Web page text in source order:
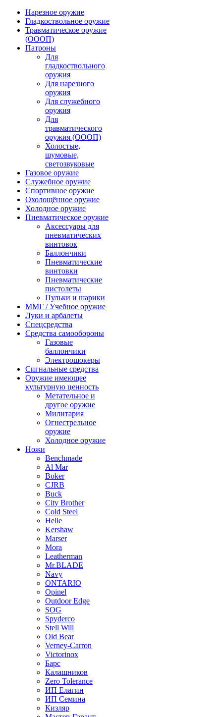
Нарезное оружие
Гладкоствольное оружие
Травматическое оружие
(ОООП)
Патроны
Для
гладкоствольного
оружия
Для нарезного
оружия
Для служебного
оружия
Для
травматического
оружия (ОООП)
Холостые,
шумовые,
светозвуковые
Газовое оружие
Служебное оружие
Спортивное оружие
Охолощённое оружие
Холодное оружие
Пневматическое оружие
Аксессуары для
пневматических
винтовок
Баллончики
Пневматические
винтовки
Пневматические
пистолеты
Пульки и шарики
ММГ / Учебное оружие
Луки и арбалеты
Спецсредства
Средства самообороны
Газовые
баллончики
Электрошокеры
Сигнальные средства
Оружие имеющее
культурную ценность
Метательное и
другое оружие
Милитария
Огнестрельное
оружие
Холодное оружие
Ножи
Benchmade
Al Mar
Boker
CJRB
Buck
City Brother
Cold Steel
Helle
Kershaw
Marser
Mora
Leatherman
Mr.BLADE
Navy
ONTARIO
Opinel
Outdoor Edge
SOG
Spyderco
Stell Will
Old Bear
Verney-Carron
Victorinox
Барс
Калашников
Zero Tolerance
ИП Елагин
ИП Семина
Кизляр